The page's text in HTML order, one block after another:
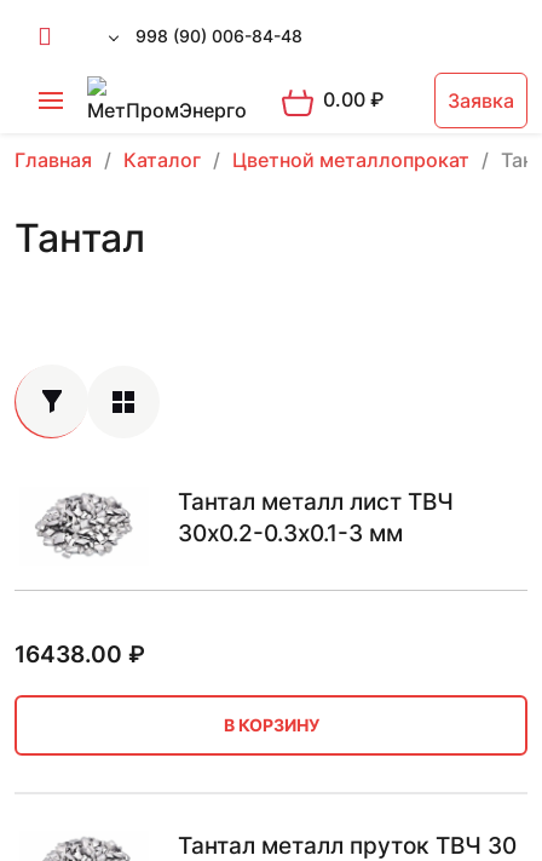
998 (90) 006-84-48
0.00₽ Заявка
Главная Каталог Цветной металлопрокат
Тантал
Тантал металл лист ТВЧ
30х0.2-0.3х0.1-3 мм
16438.00 ₽
В КОРЗИНУ
Тантал металл пруток ТВЧ 30